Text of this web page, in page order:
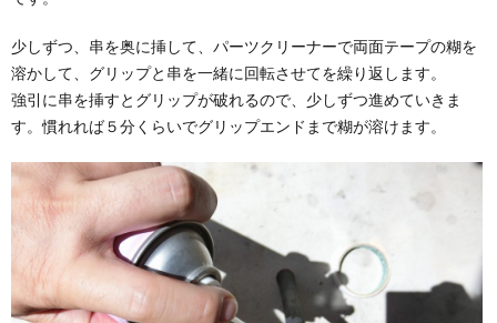
少しずつ、串を奥に挿して、パーツクリーナーで両面テープの糊を
溶かして、グリップと串を一緒に回転させてを繰り返します。
強引に串を挿すとグリップが破れるので、少しずつ進めていきま
す。慣れれば５分くらいでグリップエンドまで糊が溶けます。